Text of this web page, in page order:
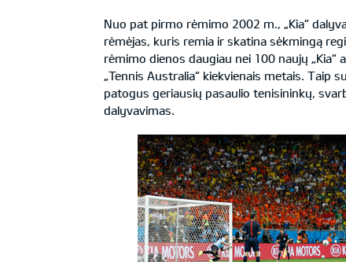
Nuo pat pirmo rėmimo 2002 m., „Kia“
rėmėjas, kuris remia ir skatina sėkmingą
rėmimo dienos daugiau nei 100 naujų
„Tennis Australia“ kiekvienais metais. Taip
patogus geriausių pasaulio tenisininkų,
dalyvavimas.